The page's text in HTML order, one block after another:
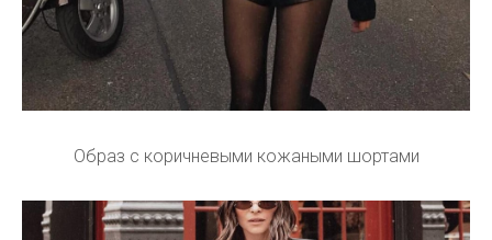
Образ с коричневыми кожаными шортами